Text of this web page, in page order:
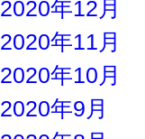
2020年12月
2020年11月
2020年10月
2020年9月